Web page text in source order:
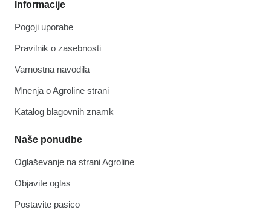
Informacije
Pogoji uporabe
Pravilnik o zasebnosti
Varnostna navodila
Mnenja o Agroline strani
Katalog blagovnih znamk
Naše ponudbe
Oglaševanje na strani Agroline
Objavite oglas
Postavite pasico